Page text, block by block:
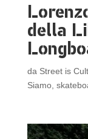
della
da Street is
Siamo,